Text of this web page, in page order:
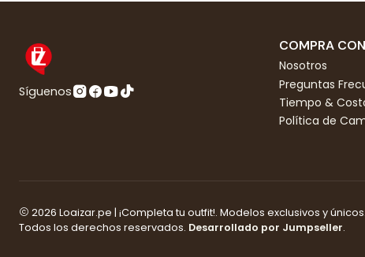
Síguenos
COMPRA
Nosotros
Preguntas
Tiempo &
Política de
2026 Loaizar.pe | ¡Completa tu outfit!. Modelos exclusivos y únicos.
Todos los derechos reservados. Desarrollado por Jumpseller.